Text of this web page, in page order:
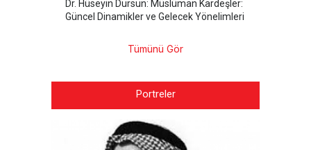
Dr. Hüseyin Dursun: Müslüman Kardeşler:
Güncel Dinamikler ve Gelecek Yönelimleri
Tümünü Gör
Portreler